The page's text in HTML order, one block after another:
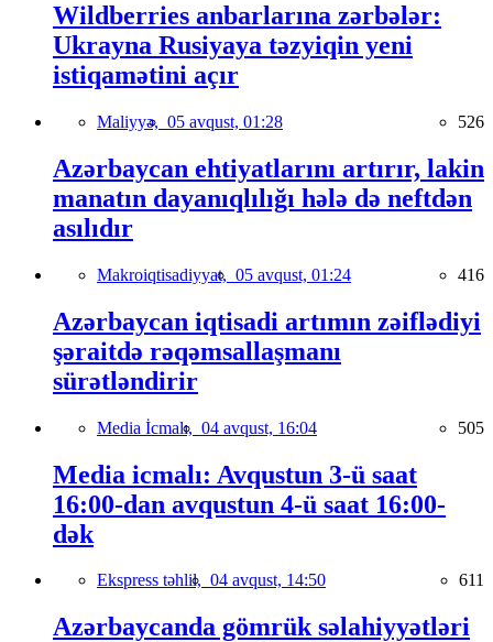
Wildberries anbarlarına zərbələr:
Ukrayna Rusiyaya təzyiqin yeni
istiqamətini açır
Maliyyə, 05 avqust, 01:28 526
Azərbaycan ehtiyatlarını artırır, lakin
manatın dayanıqlılığı hələ də neftdən
asılıdır
Makroiqtisadiyyat, 05 avqust, 01:24 416
Azərbaycan iqtisadi artımın zəiflədiyi
şəraitdə rəqəmsallaşmanı
sürətləndirir
Media İcmalı, 04 avqust, 16:04 505
Media icmalı: Avqustun 3-ü saat
16:00-dan avqustun 4-ü saat 16:00-
dək
Ekspress təhlil, 04 avqust, 14:50 611
Azərbaycanda gömrük səlahiyyətləri